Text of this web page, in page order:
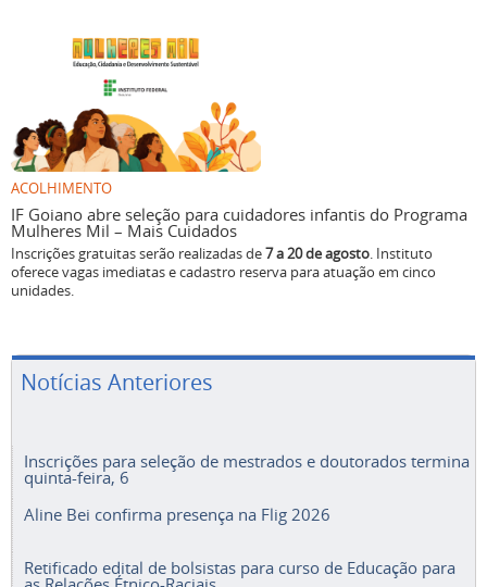
ACOLHIMENTO
IF Goiano abre seleção para cuidadores infantis do Programa
Mulheres Mil – Mais Cuidados
Inscrições gratuitas serão realizadas de7 a 20 de agosto. Instituto
oferece vagas imediatas e cadastro reserva para atuação em cinco
unidades.
Notícias Anteriores
Inscrições para seleção de mestrados e doutorados termina
quinta-feira, 6
Aline Bei confirma presença na Flig 2026
Retificado edital de bolsistas para curso de Educação para